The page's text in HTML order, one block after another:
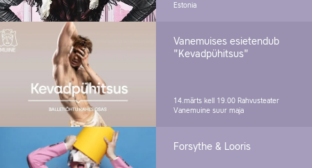
Estonia
Vanemuises esietendub
"Kevadpühitsus"
14.märts kell 19.00 Rahvusteater
Vanemuine suur maja
Forsythe & Looris